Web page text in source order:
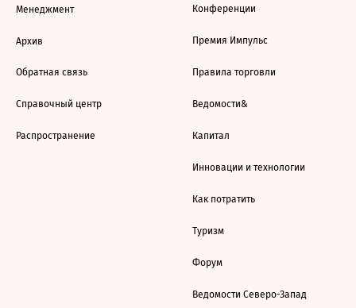
Менеджмент
Архив
Обратная связь
Справочный центр
Распространение
Конференции
Премия Импульс
Правила торговли
Ведомости&
Капитал
Инновации и технологии
Как потратить
Туризм
Форум
Ведомости Северо-Запад